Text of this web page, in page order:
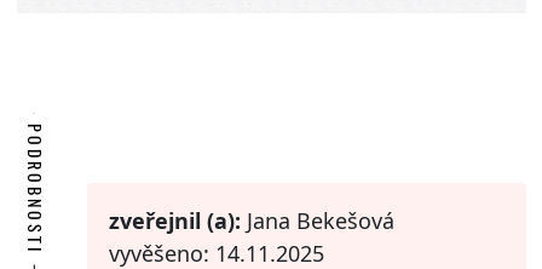
PODROBNOSTI zveřejnil (a): Jana Bekešová
vyvěšeno: 14.11.2025